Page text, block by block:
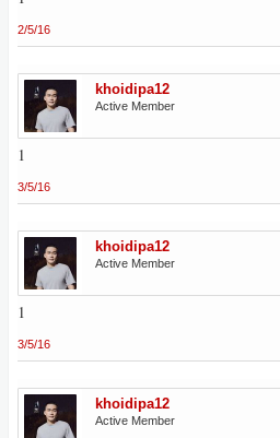
2/5/16
khoidipa12
Active Member
1
3/5/16
khoidipa12
Active Member
1
3/5/16
khoidipa12
Active Member